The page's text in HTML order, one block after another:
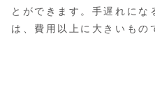
とができます。手遅れにな
は、費用以上に大きいもの